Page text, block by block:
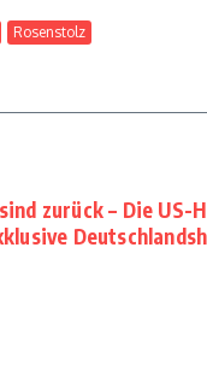
Rosenstolz
zurück – Die US-